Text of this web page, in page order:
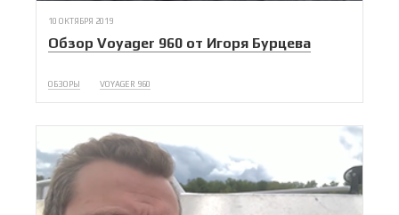
10 ОКТЯБРЯ 2019
Обзор Voyager 960 от Игоря Бурцева
ОБЗОРЫ VOYAGER 960